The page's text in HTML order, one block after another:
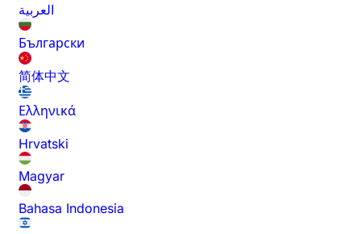
العربية
Български
简体中文
Ελληνικά
Hrvatski
Magyar
Bahasa Indonesia